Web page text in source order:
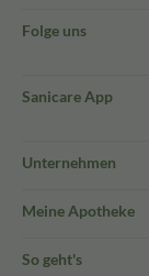
Folge uns
Sanicare App
Unternehmen
Meine Apotheke
So geht's